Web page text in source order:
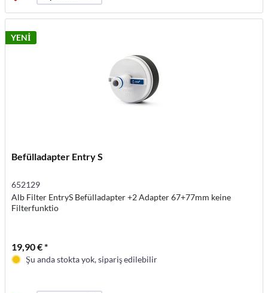
YENİ
Befülladapter Entry S
652129
Alb Filter EntryS Befülladapter +2 Adapter 67+77mm keine
Filterfunktio
19,90 € *
Şu anda stokta yok, sipariş edilebilir